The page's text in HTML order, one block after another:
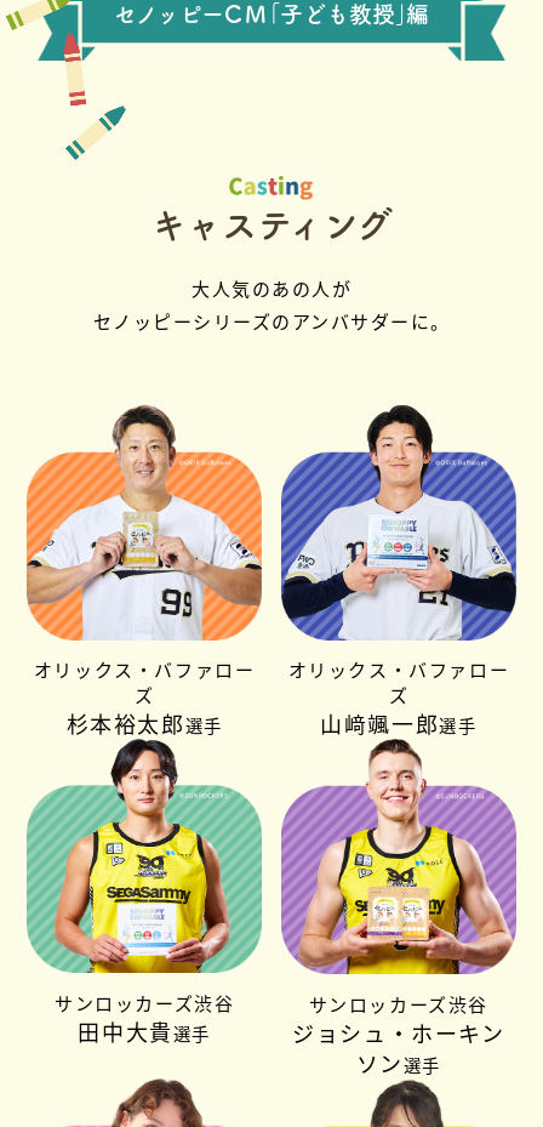
セノッピーCM ｢子ども教授｣編
キャスティング
大人気のあの人が
セノッピーシリーズのアンバサダーに。
オリックス・バファロー
ズ
杉本裕太郎選手
オリックス・バファロー
ズ
山﨑颯一郎選手
サンロッカーズ渋谷
田中大貴選手
サンロッカーズ渋谷
ジョシュ・ホーキン
ソン選手